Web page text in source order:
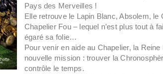
Pays des Merveilles !
Elle retrouve le Lapin Blanc, Absolem, le
Chapelier Fou – lequel n’est plus tout à
égaré sa folie…
Pour venir en aide au Chapelier, la
nouvelle mission : trouver la
contrôle le temps.